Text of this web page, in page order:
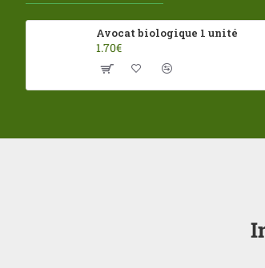
Avocat biologique 1 unité
1.70€